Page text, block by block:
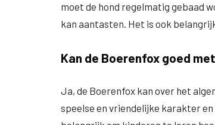
moet de hond regelmatig gebaad
kan aantasten. Het is ook
Kan de Boerenfox goed
Ja, de Boerenfox kan over het
speelse en vriendelijke karakter